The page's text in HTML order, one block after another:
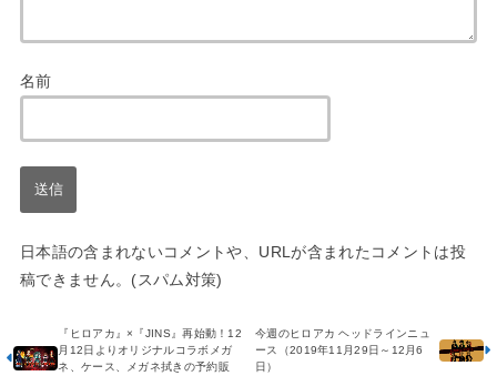
名前
日本語の含まれないコメントや、URLが含まれたコメントは投
稿できません。(スパム対策)
今週のヒロアカ ヘッドラインニュ
ース（2019年11月29日～12月6
日）
『ヒロアカ』×『JINS』再始動！12
月12日よりオリジナルコラボメガ
ネ、ケース、メガネ拭きの予約販